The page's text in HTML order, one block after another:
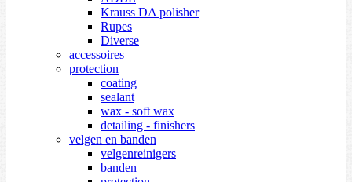
Krauss DA polisher
Rupes
Diverse
accessoires
protection
coating
sealant
wax - soft wax
detailing - finishers
velgen en banden
velgenreinigers
banden